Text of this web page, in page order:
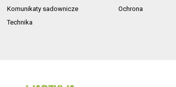
Komunikaty sadownicze
Ochrona
Technika